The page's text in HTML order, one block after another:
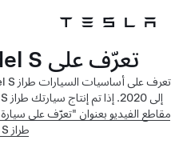
Tesla
تعرّف على Model S الخاصة بك
إلى 2020. إذا تم إنتاج سيارتك طراز Model S بعد عام 2020، فشاهد
طراز Model S